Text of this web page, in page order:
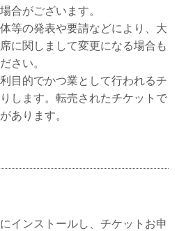
合がございます。
等の発表や要請などにより、大
に関しまして変更になる場合も
さい。
目的でかつ業として行われるチ
します。転売されたチケットで
あります。
インストールし、チケットお申